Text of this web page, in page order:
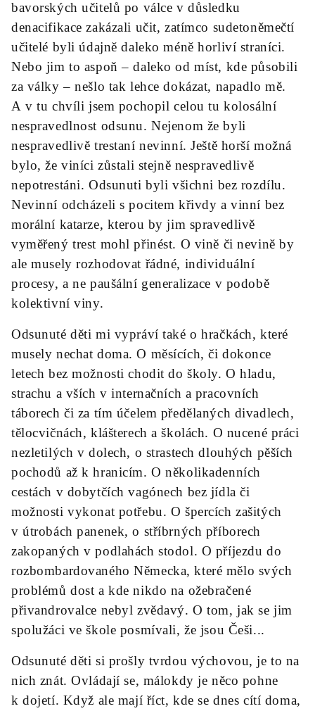
bavorských učitelů po válce v důsledku
denacifikace zakázali učit, zatímco sudetoněmečtí
učitelé byli údajně daleko méně horliví straníci.
Nebo jim to aspoň – daleko od míst, kde působili
za války – nešlo tak lehce dokázat, napadlo mě.
A v tu chvíli jsem pochopil celou tu kolosální
nespravedlnost odsunu. Nejenom že byli
nespravedlivě trestaní nevinní. Ještě horší možná
bylo, že viníci zůstali stejně nespravedlivě
nepotrestáni. Odsunuti byli všichni bez rozdílu.
Nevinní odcházeli s pocitem křivdy a vinní bez
morální katarze, kterou by jim spravedlivě
vyměřený trest mohl přinést. O vině či nevině by
ale musely rozhodovat řádné, individuální
procesy, a ne paušální generalizace v podobě
kolektivní viny.
Odsunuté děti mi vypráví také o hračkách, které
musely nechat doma. O měsících, či dokonce
letech bez možnosti chodit do školy. O hladu,
strachu a vších v internačních a pracovních
táborech či za tím účelem předělaných divadlech,
tělocvičnách, klášterech a školách. O nucené práci
nezletilých v dolech, o strastech dlouhých pěších
pochodů až k hranicím. O několikadenních
cestách v dobytčích vagónech bez jídla či
možnosti vykonat potřebu. O špercích zašitých
v útrobách panenek, o stříbrných příborech
zakopaných v podlahách stodol. O příjezdu do
rozbombardovaného Německa, které mělo svých
problémů dost a kde nikdo na ožebračené
přivandrovalce nebyl zvědavý. O tom, jak se jim
spolužáci ve škole posmívali, že jsou Češi...
Odsunuté děti si prošly tvrdou výchovou, je to na
nich znát. Ovládají se, málokdy je něco pohne
k dojetí. Když ale mají říct, kde se dnes cítí doma,